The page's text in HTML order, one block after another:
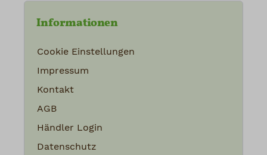
Informationen
Cookie Einstellungen
Impressum
Kontakt
AGB
Händler Login
Datenschutz